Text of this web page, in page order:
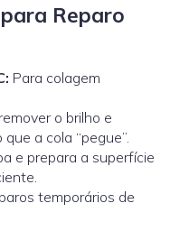
Reparo
Para colagem
o brilho e
a cola “pegue”.
e prepara a superfície
temporários de